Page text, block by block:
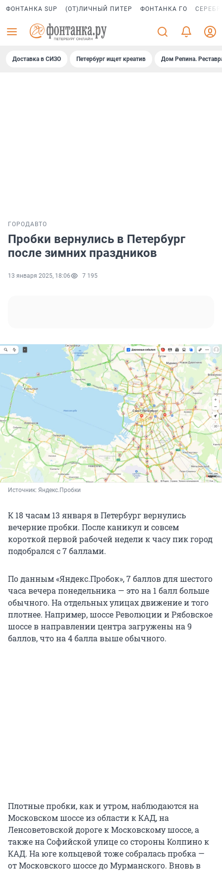
ФОНТАНКА SUP (ОТ)ЛИЧНЫЙ ПИТЕР ФОНТАНКА ГО
Доставка в СИЗО Петербург ищет креатив Дом Репина.
ГОРОДАВТО
Пробки вернулись в Петербург
после зимних праздников
13 января 2025, 18:06 7 195
Источник: Яндекс.Пробки
К 18 часам 13 января в Петербург вернулись
вечерние пробки. После каникул и совсем
короткой первой рабочей недели к часу пик город
подобрался с 7 баллами.
По данным «Яндекс.Пробок», 7 баллов для шестого
часа вечера понедельника — это на 1 балл больше
обычного. На отдельных улицах движение и того
плотнее. Например, шоссе Революции и Рябовское
шоссе в направлении центра загружены на 9
баллов, что на 4 балла выше обычного.
Плотные пробки, как и утром, наблюдаются на
Московском шоссе из области к КАД, на
Ленсоветовской дороге к Московскому шоссе, а
также на Софийской улице со стороны Колпино к
КАД. На юге кольцевой тоже собралась пробка —
от Московского шоссе до Мурманского. Вновь в